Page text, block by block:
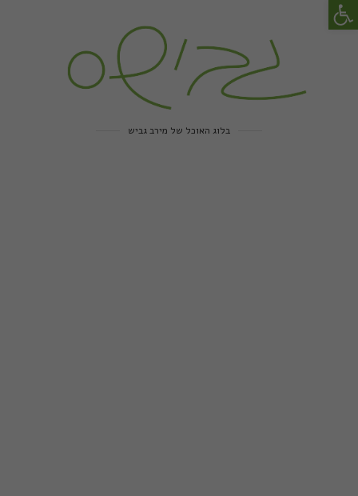
בלוג האוכל של מירב גביש